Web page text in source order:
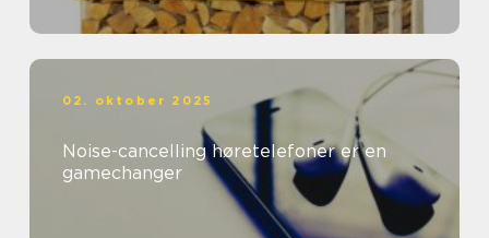
02. oktober 2025
Noise-cancelling høretelefoner er en
gamechanger